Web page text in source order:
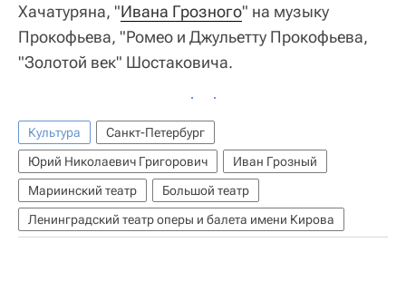
Хачатуряна, "Ивана Грозного" на музыку
Прокофьева, "Ромео и Джульетту Прокофьева,
"Золотой век" Шостаковича.
Культура
Санкт-Петербург
Юрий Николаевич Григорович
Иван Грозный
Мариинский театр
Большой театр
Ленинградский театр оперы и балета имени Кирова